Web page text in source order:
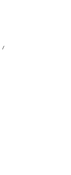
/